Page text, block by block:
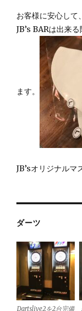
お客様に安心して
JB’s BARは出来
ます。
JB’sオリジナルマ
ダーツ
Dartslive2を2台完備